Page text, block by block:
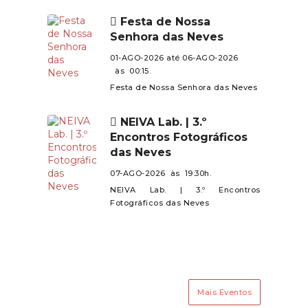
com a presença de todos neste
encontro especial!
Festa de Nossa
Senhora das Neves
01-AGO-2026 até 06-AGO-2026
às 00:15.
Festa de Nossa Senhora das Neves
NEIVA Lab. | 3.º
Encontros Fotográficos
das Neves
07-AGO-2026 às 19:30h.
NEIVA Lab. | 3.º Encontros
Fotográficos das Neves
Mais Eventos